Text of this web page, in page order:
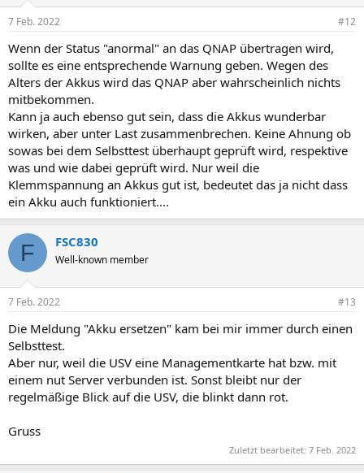
7 Feb. 2022 #12
Wenn der Status "anormal" an das QNAP übertragen wird,
sollte es eine entsprechende Warnung geben. Wegen des
Alters der Akkus wird das QNAP aber wahrscheinlich nichts
mitbekommen.
Kann ja auch ebenso gut sein, dass die Akkus wunderbar
wirken, aber unter Last zusammenbrechen. Keine Ahnung ob
sowas bei dem Selbsttest überhaupt geprüft wird, respektive
was und wie dabei geprüft wird. Nur weil die
Klemmspannung an Akkus gut ist, bedeutet das ja nicht dass
ein Akku auch funktioniert....
F FSC830
Well-known member
7 Feb. 2022 #13
Die Meldung "Akku ersetzen" kam bei mir immer durch einen
Selbsttest.
Aber nur, weil die USV eine Managementkarte hat bzw. mit
einem nut Server verbunden ist. Sonst bleibt nur der
regelmäßige Blick auf die USV, die blinkt dann rot.
Gruss
Zuletzt bearbeitet: 7 Feb. 2022